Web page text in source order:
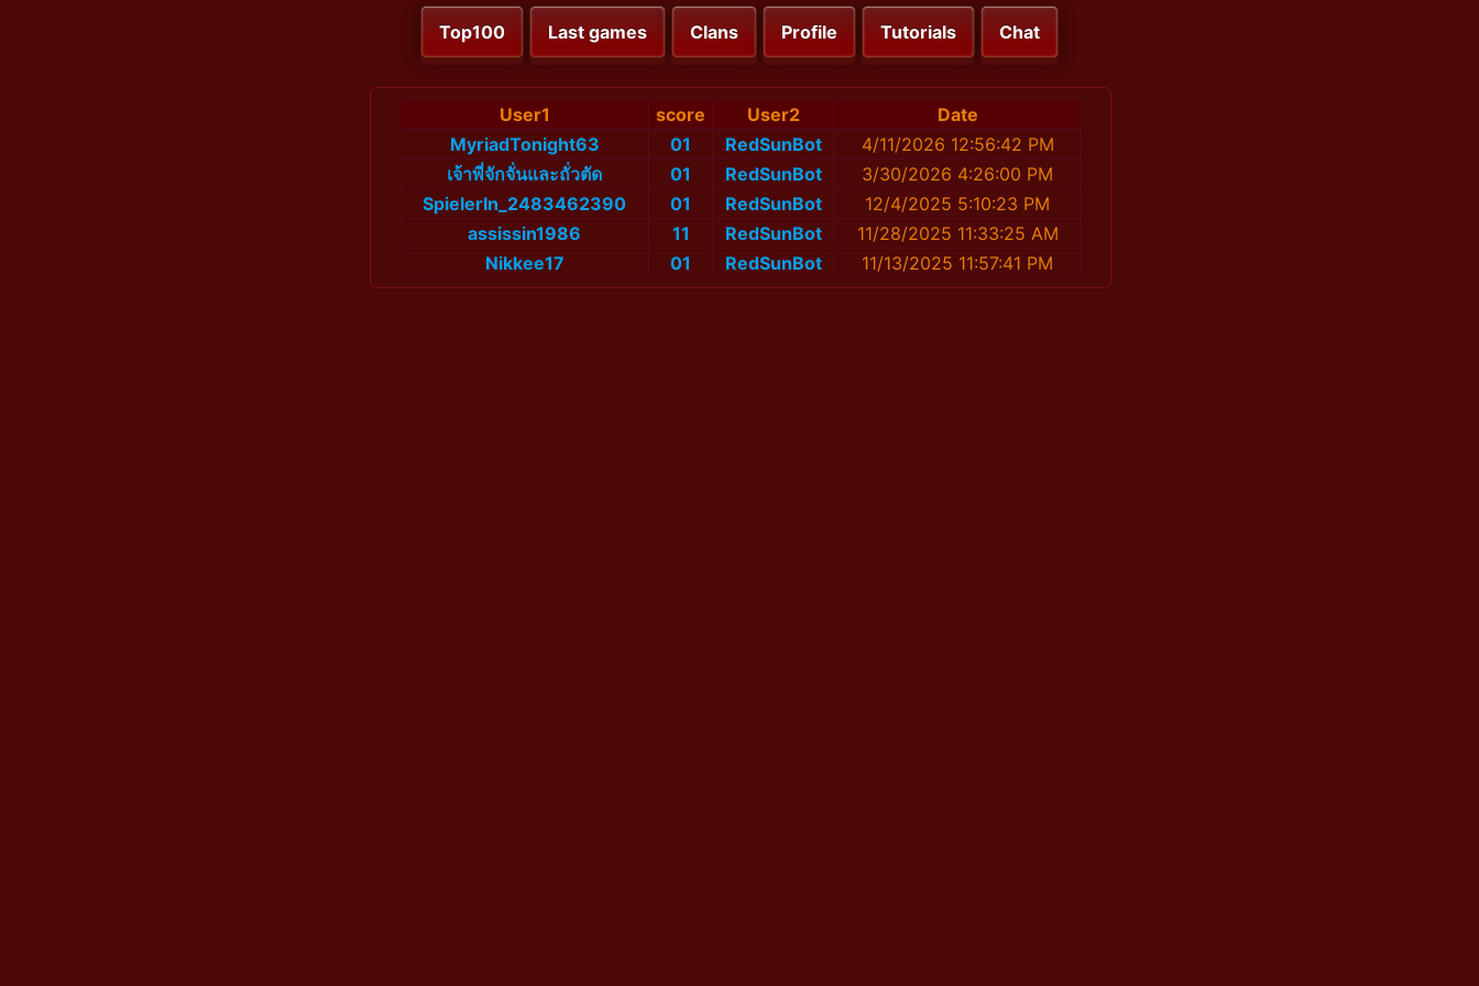
Top100 Last games Clans Profile Tutorials Chat
User1 score User2
Date
MyriadTonight63
01 RedSunBot
4/11/2026 12:56:42 PM
เจ้าพี่จักจั่นและถั่วตัด
01 RedSunBot
3/30/2026 4:26:00 PM
SpielerIn_2483462390
01 RedSunBot
12/4/2025 5:10:23 PM
assissin1986
11 RedSunBot
11/28/2025 11:33:25 AM
Nikkee17
01 RedSunBot 11/13/2025 11:57:41 PM